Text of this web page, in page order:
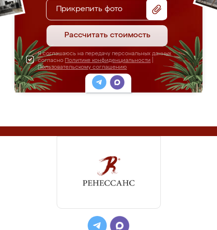
Прикрепить фото
Рассчитать стоимость
Я соглашаюсь на передачу персональных данных
согласно Политике конфиденциальности
Пользовательскому соглашению